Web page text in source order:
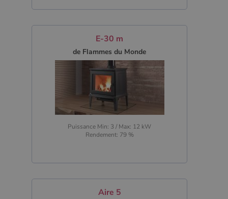
E-30 m
de Flammes du Monde
Puissance Min: 3 / Max: 12 kW
Rendement: 79 %
Aire 5